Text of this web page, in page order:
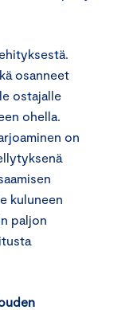
osanneet
ostajalle
ohella.
on
kuluneen
paljon